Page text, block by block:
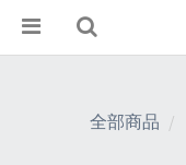
全部商品